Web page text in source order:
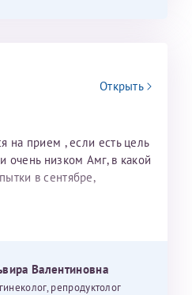
Открыть
на прием , если есть цель
очень низком Амг, в какой
в сентябре,
Валентиновна
репродуктолог